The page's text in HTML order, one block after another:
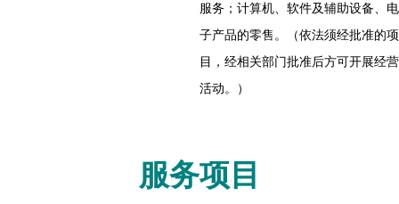
服务；计算机、软件及辅助设备、电
子产品的零售。（依法须经批准的项
目，经相关部门批准后方可开展经营
活动。）
服务项目